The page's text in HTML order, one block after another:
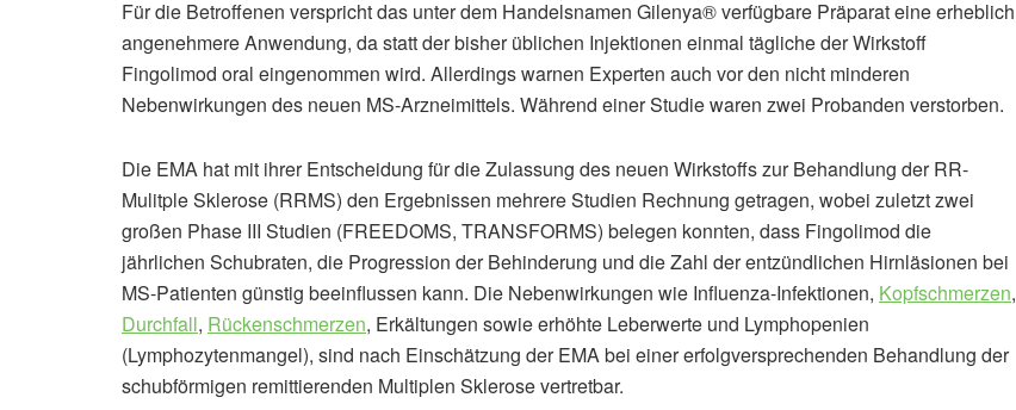
Für die Betroffenen verspricht das unter dem Handelsnamen Gilenya® verfügbare Präparat eine erheblich
angenehmere Anwendung, da statt der bisher üblichen Injektionen einmal tägliche der Wirkstoff
Fingolimod oral eingenommen wird. Allerdings warnen Experten auch vor den nicht minderen
Nebenwirkungen des neuen MS-Arzneimittels. Während einer Studie waren zwei Probanden verstorben.
Die EMA hat mit ihrer Entscheidung für die Zulassung des neuen Wirkstoffs zur Behandlung der RR-
Mulitple Sklerose (RRMS) den Ergebnissen mehrere Studien Rechnung getragen, wobei zuletzt zwei
großen Phase III Studien (FREEDOMS, TRANSFORMS) belegen konnten, dass Fingolimod die
jährlichen Schubraten, die Progression der Behinderung und die Zahl der entzündlichen Hirnläsionen bei
MS-Patienten günstig beeinflussen kann. Die Nebenwirkungen wie Influenza-Infektionen, Kopfschmerzen,
Durchfall, Rückenschmerzen, Erkältungen sowie erhöhte Leberwerte und Lymphopenien
(Lymphozytenmangel), sind nach Einschätzung der EMA bei einer erfolgversprechenden Behandlung der
schubförmigen remittierenden Multiplen Sklerose vertretbar.